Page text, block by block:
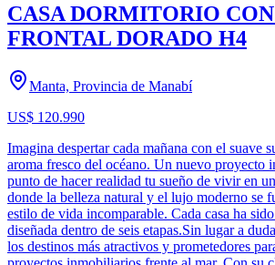
CASA DORMITORIO
FRONTAL DORADO H4
Manta, Provincia de Manabí
US$ 120.990
Imagina despertar cada mañana con el suave
aroma fresco del océano. Un nuevo proyecto
punto de hacer realidad tu sueño de vivir en
donde la belleza natural y el lujo moderno se
estilo de vida incomparable. Cada casa ha
diseñada dentro de seis etapas.Sin lugar a
los destinos más atractivos y prometedores